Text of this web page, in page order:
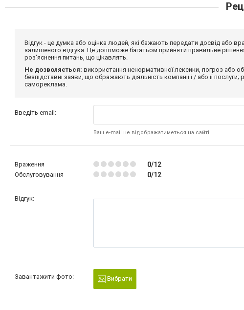
Відгук - це думка або оцінка людей, які бажають передати досвід або
залишеного відгука. Це допоможе багатьом прийняти правильне
роз'яснення питань, що цікавлять.
Не дозволяється: використання ненормативної лексики, погроз або
безпідставні заяви, що ображають діяльність компанії і / або її
самореклама.
Введіть email:
Ваш e-mail не відображатиметься на сайті
Враження 0/12
Обслуговування 0/12
Відгук:
Завантажити фото: Вибрати